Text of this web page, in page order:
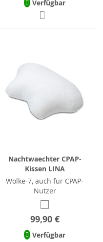
Verfügbar
Nachtwaechter CPAP-
Kissen LINA
Wolke-7, auch für CPAP-
Nutzer
99,90 €
Verfügbar